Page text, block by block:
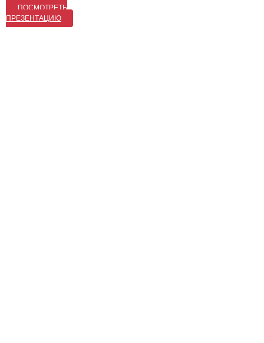
ПОСМОТРЕТЬ
ПРЕЗЕНТАЦИЮ